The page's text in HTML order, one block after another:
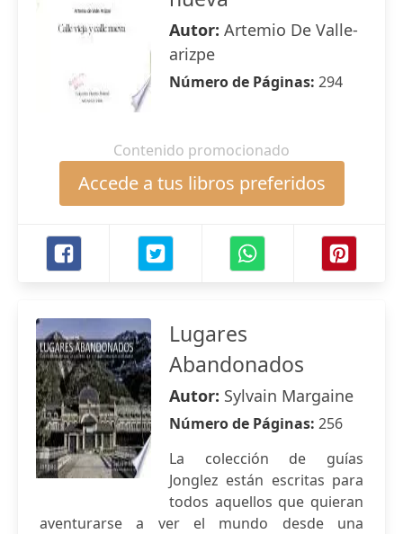
Autor: Artemio De Valle-
arizpe
Número de Páginas: 294
Contenido promocionado
Accede a tus libros preferidos
Lugares
Abandonados
Autor: Sylvain Margaine
Número de Páginas: 256
La colección de guías
Jonglez están escritas para
todos aquellos que quieran
aventurarse a ver el mundo desde una